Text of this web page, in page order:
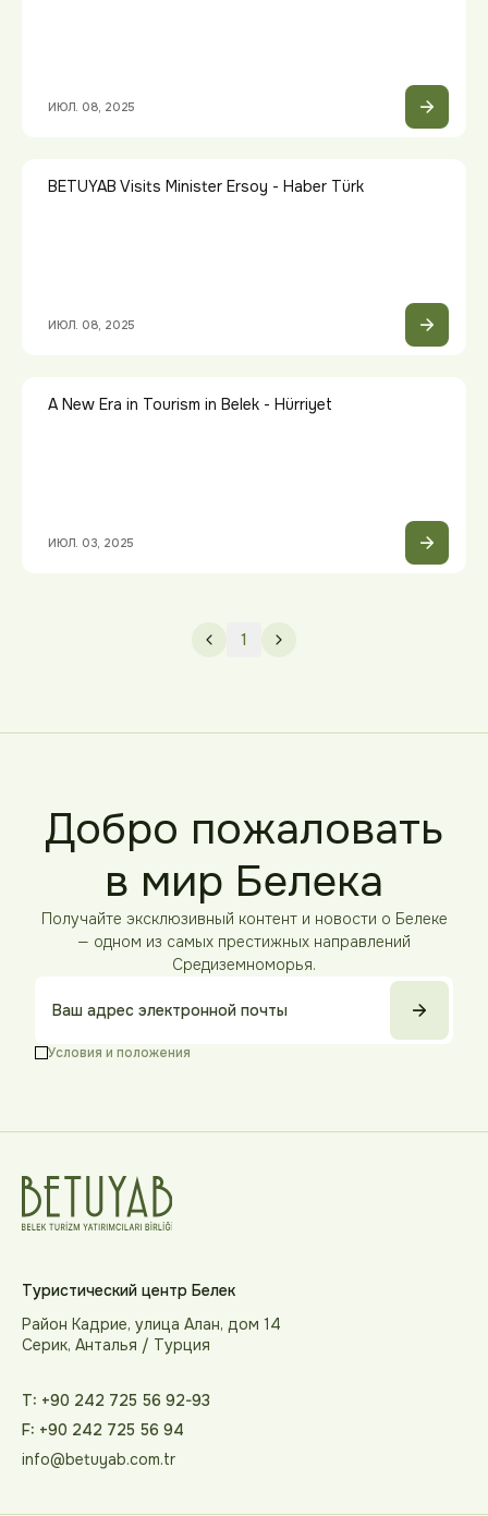
ИЮЛ. 08, 2025
BETUYAB Visits Minister Ersoy - Haber Türk
ИЮЛ. 08, 2025
A New Era in Tourism in Belek - Hürriyet
ИЮЛ. 03, 2025
1
Добро пожаловать
в мир Белека
Получайте эксклюзивный контент и новости о Белеке
— одном из самых престижных направлений
Средиземноморья.
Условия и положения
Туристический центр Белек
Район Кадрие, улица Алан, дом 14
Серик, Анталья / Турция
T: +90 242 725 56 92-93
F: +90 242 725 56 94
info@betuyab.com.tr